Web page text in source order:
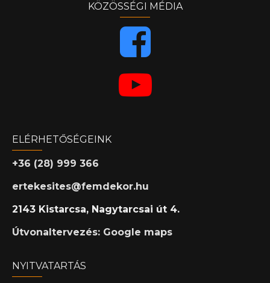
KÖZÖSSÉGI MÉDIA
ELÉRHETŐSÉGEINK
+36 (28) 999 366
ertekesites@femdekor.hu
2143 Kistarcsa, Nagytarcsai út 4.
Útvonaltervezés: Google maps
NYITVATARTÁS